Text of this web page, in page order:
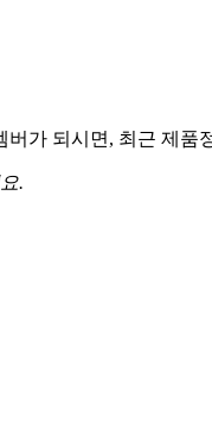
가 되시면, 최근 제
.